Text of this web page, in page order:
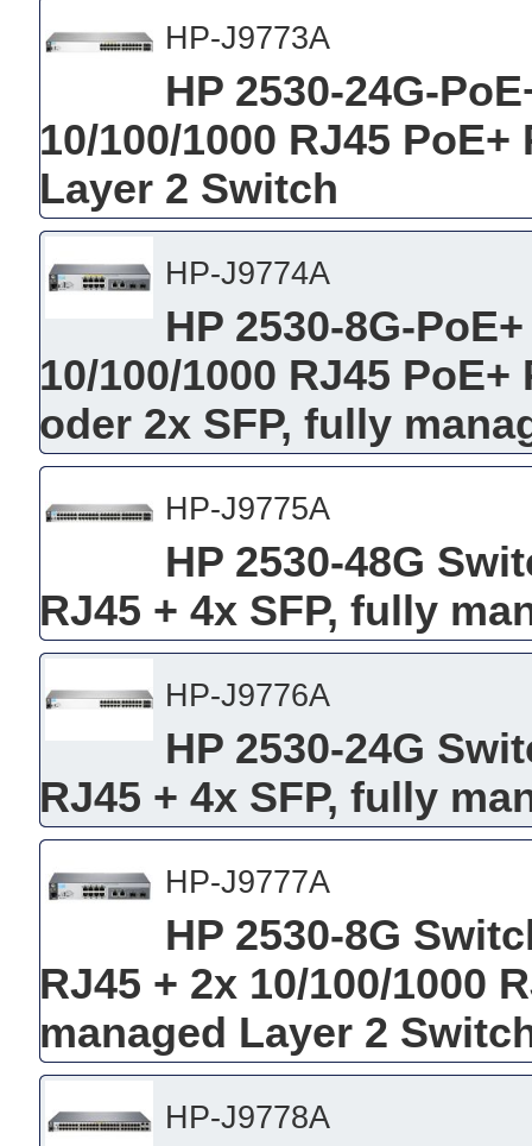
HP-J9773A
HP 2530-24G-
10/100/1000 RJ45
Layer 2 Switch
HP-J9774A
HP 2530-8G-
10/100/1000 RJ45
oder 2x SFP, fully
HP-J9775A
HP 2530-48G
RJ45 + 4x SFP, fully
HP-J9776A
HP 2530-24G
RJ45 + 4x SFP, fully
HP-J9777A
HP 2530-8G
RJ45 + 2x 10/100/1000
managed Layer 2
HP-J9778A